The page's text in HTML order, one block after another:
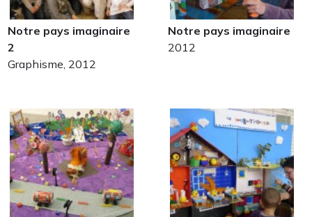
Notre pays imaginaire
2
Graphisme, 2012
Notre pays imaginaire
2012